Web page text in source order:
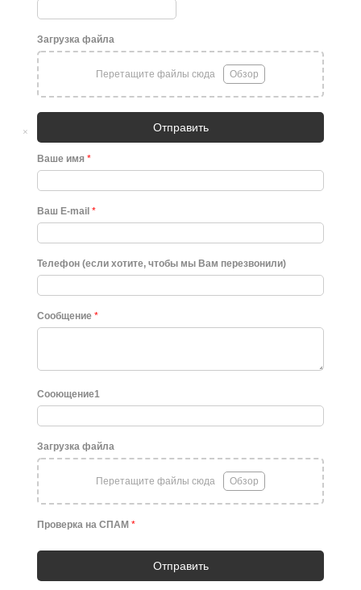
Загрузка файла
Перетащите файлы сюда Обзор
Отправить
×
Ваше имя *
Ваш E-mail *
Телефон (если хотите, чтобы мы Вам перезвонили)
Сообщение *
Сооющение1
Загрузка файла
Перетащите файлы сюда Обзор
Проверка на СПАМ *
Отправить